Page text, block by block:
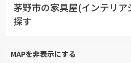
茅野市の家具屋(インテリ
探す